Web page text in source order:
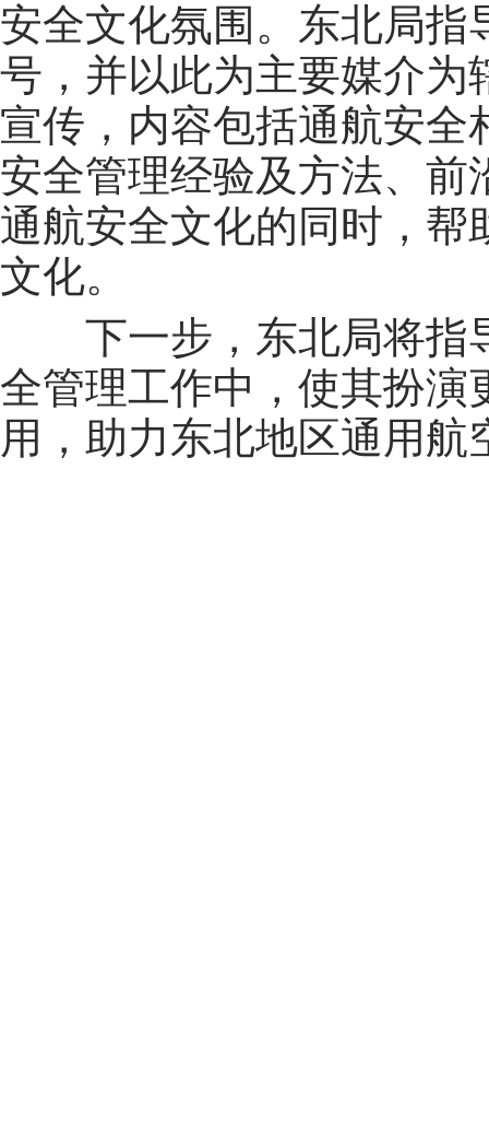
安全文化氛围。东北局指
号，并以此为主要媒介为
宣传，内容包括通航安全
安全管理经验及方法、前
通航安全文化的同时，帮
文化。
下一步，东北局将指
全管理工作中，使其扮演
用，助力东北地区通用航